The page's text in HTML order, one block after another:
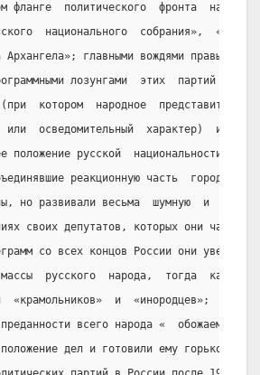
фланге  политического  фронта
национального  собрания»,
Архангела»; главными вождями правых
лозунгами  этих  партий
(при  котором  народное
или  осведомительный  характер)  и
положение русской  национальности  и
реакционную часть
но развивали весьма  шумную  и
своих депутатов, которых они часто
со всех концов России они уверяли
русского  народа,  тогда  как  их
«крамольников»  и  «инородцев»;  их
преданности всего народа «  обожаемому
дел и готовили ему горькое